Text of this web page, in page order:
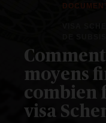
moyens
combien
visa